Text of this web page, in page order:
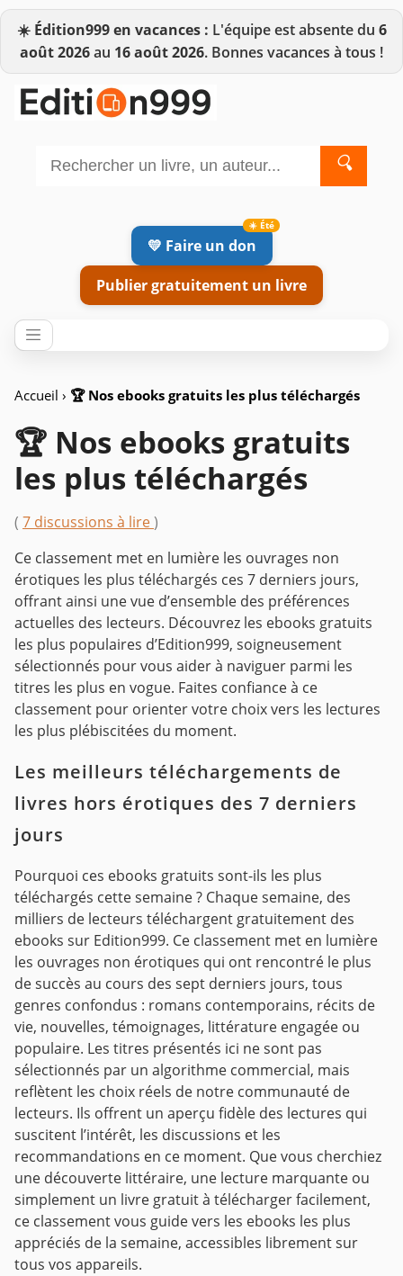
☀️ Édition999 en vacances : L'équipe est absente du 6
août 2026au 16 août 2026. Bonnes vacances à tous !
🔍
💛 Faire un don
Publier gratuitement un livre
Accueil › 🏆 Nos ebooks gratuits les plus téléchargés
🏆 Nos ebooks gratuits
les plus téléchargés
( 7 discussions à lire)
Ce classement met en lumière les ouvrages non
érotiques les plus téléchargés ces 7 derniers jours,
offrant ainsi une vue d’ensemble des préférences
actuelles des lecteurs. Découvrez les ebooks gratuits
les plus populaires d’Edition999, soigneusement
sélectionnés pour vous aider à naviguer parmi les
titres les plus en vogue. Faites confiance à ce
classement pour orienter votre choix vers les lectures
les plus plébiscitées du moment.
Les meilleurs téléchargements de
livres hors érotiques des 7 derniers
jours
Pourquoi ces ebooks gratuits sont-ils les plus
téléchargés cette semaine ? Chaque semaine, des
milliers de lecteurs téléchargent gratuitement des
ebooks sur Edition999. Ce classement met en lumière
les ouvrages non érotiques qui ont rencontré le plus
de succès au cours des sept derniers jours, tous
genres confondus : romans contemporains, récits de
vie, nouvelles, témoignages, littérature engagée ou
populaire. Les titres présentés ici ne sont pas
sélectionnés par un algorithme commercial, mais
reflètent les choix réels de notre communauté de
lecteurs. Ils offrent un aperçu fidèle des lectures qui
suscitent l’intérêt, les discussions et les
recommandations en ce moment. Que vous cherchiez
une découverte littéraire, une lecture marquante ou
simplement un livre gratuit à télécharger facilement,
ce classement vous guide vers les ebooks les plus
appréciés de la semaine, accessibles librement sur
tous vos appareils.